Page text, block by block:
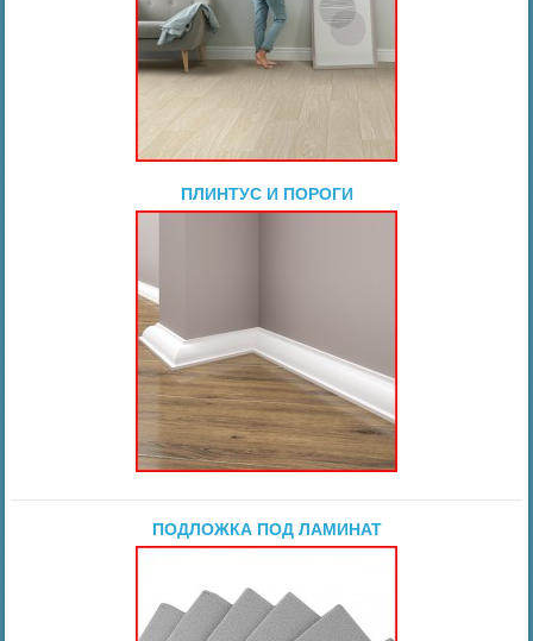
ПЛИНТУС И ПОРОГИ
ПОДЛОЖКА ПОД ЛАМИНАТ